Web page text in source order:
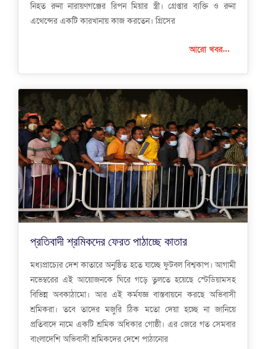
নিহত রুনা নারায়ণগঞ্জের রিপন মিয়ার স্ত্রী। গ্রেপ্তার ব্যক্তি ও রুনা
এথেন্সের একটি কারখানায় কাজ করতেন। গ্রিসের
আরো খবর...
প্রতিবাদী শ্রমিকদের ফেরত পাঠাচ্ছে কাতার
মধ্যপ্রাচ্যের দেশ কাতারে অনুষ্ঠিত হতে যাচ্ছে ফুটবল বিশ্বকাপ। আগামী
নভেম্বরের এই আয়োজনকে ঘিরে গড়ে তুলতে হয়েছে স্টেডিয়ামসহ
বিভিন্ন অবকাঠামো। আর এই কর্মযজ্ঞ বাস্তবায়নে করছে অভিবাসী
শ্রমিকরা। তবে তাদের মজুরি ঠিক মতো দেয়া হচ্ছে না জানিয়ে
প্রতিবাদে নামে একটি শ্রমিক অধিকার গোষ্ঠী। এর জেরে গত সেমবার
বাংলাদেশি অভিবাসী শ্রমিকদের দেশে পাঠানোর